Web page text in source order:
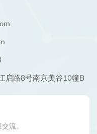
启路8号南京美谷10幢B
流。